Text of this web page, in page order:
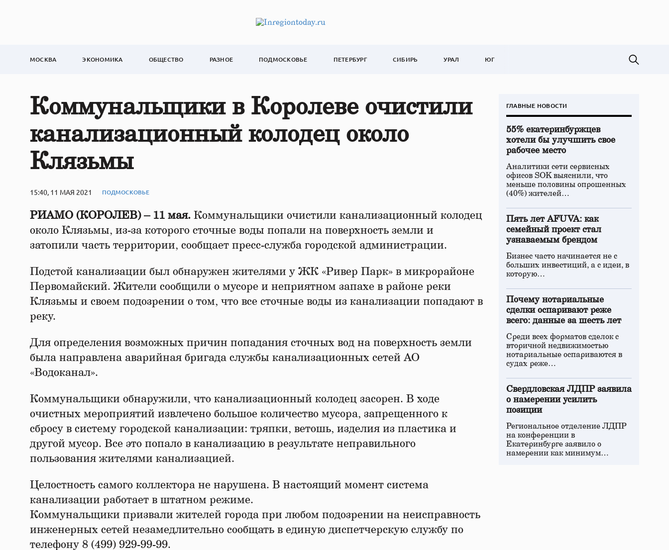
МОСКВА ЭКОНОМИКА ОБЩЕСТВО РАЗНОЕ ПОДМОСКОВЬЕ ПЕТЕРБУРГ СИБИРЬ УРАЛ ЮГ
Коммунальщики в Королеве очистили
канализационный колодец около
Клязьмы
15:40, 11 МАЯ 2021 ПОДМОСКОВЬЕ
РИАМО (КОРОЛЕВ) – 11 мая. Коммунальщики очистили канализационный колодец
около Клязьмы, из-за которого сточные воды попали на поверхность земли и
затопили часть территории, сообщает пресс-служба городской администрации.
Подстой канализации был обнаружен жителями у ЖК «Ривер Парк» в микрорайоне
Первомайский. Жители сообщили о мусоре и неприятном запахе в районе реки
Клязьмы и своем подозрении о том, что все сточные воды из канализации попадают в
реку.
Для определения возможных причин попадания сточных вод на поверхность земли
была направлена аварийная бригада службы канализационных сетей АО
«Водоканал».
Коммунальщики обнаружили, что канализационный колодец засорен. В ходе
очистных мероприятий извлечено большое количество мусора, запрещенного к
сбросу в систему городской канализации: тряпки, ветошь, изделия из пластика и
другой мусор. Все это попало в канализацию в результате неправильного
пользования жителями канализацией.
Целостность самого коллектора не нарушена. В настоящий момент система
канализации работает в штатном режиме.
Коммунальщики призвали жителей города при любом подозрении на неисправность
инженерных сетей незамедлительно сообщать в единую диспетчерскую службу по
телефону 8 (499) 929-99-99.
ГЛАВНЫЕ НОВОСТИ
55% екатеринбуржцев
хотели бы улучшить свое
рабочее место
Аналитики сети сервисных
офисов SOK выяснили, что
меньше половины опрошенных
(40%) жителей…
Пять лет AFUVA: как
семейный проект стал
узнаваемым брендом
Бизнес часто начинается не с
больших инвестиций, а с идеи, в
которую…
Почему нотариальные
сделки оспаривают реже
всего: данные за шесть лет
Среди всех форматов сделок с
вторичной недвижимостью
нотариальные оспариваются в
судах реже…
Свердловская ЛДПР заявила
о намерении усилить
позиции
Региональное отделение ЛДПР
на конференции в
Екатеринбурге заявило о
намерении как минимум…